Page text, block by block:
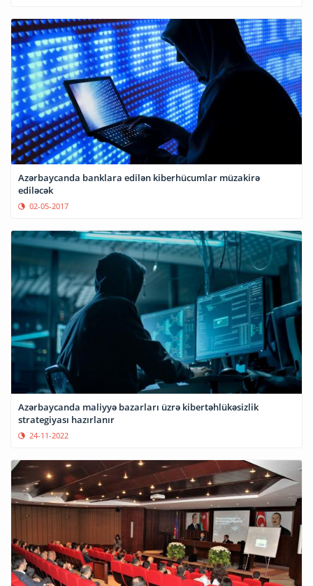
Azərbaycanda banklara edilən kiberhücumlar müzakirə
ediləcək
02-05-2017
Azərbaycanda maliyyə bazarları üzrə kibertəhlükəsizlik
strategiyası hazırlanır
24-11-2022